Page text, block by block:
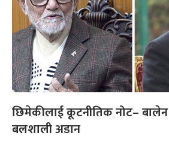
छिमेकीलाई कूटनीतिक नोट–
बलशाली अडान